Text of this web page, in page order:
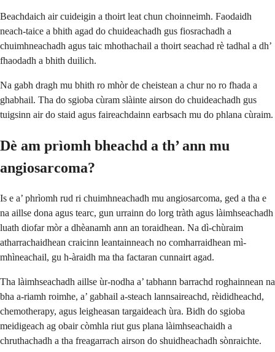
Beachdaich air cuideigin a thoirt leat chun choinneimh. Faodaidh
neach-taice a bhith agad do chuideachadh gus fiosrachadh a
chuimhneachadh agus taic mhothachail a thoirt seachad rè tadhal a dh’
fhaodadh a bhith duilich.
Na gabh dragh mu bhith ro mhòr de cheistean a chur no ro fhada a
ghabhail. Tha do sgioba cùram slàinte airson do chuideachadh gus
tuigsinn air do staid agus faireachdainn earbsach mu do phlana cùraim.
Dè am prìomh bheachd a th’ ann mu
angiosarcoma?
Is e a’ phrìomh rud ri chuimhneachadh mu angiosarcoma, ged a tha e
na aillse dona agus tearc, gun urrainn do lorg tràth agus làimhseachadh
luath diofar mòr a dhèanamh ann an toraidhean. Na dì-chùraim
atharrachaidhean craicinn leantainneach no comharraidhean mì-
mhìneachail, gu h-àraidh ma tha factaran cunnairt agad.
Tha làimhseachadh aillse ùr-nodha a’ tabhann barrachd roghainnean na
bha a-riamh roimhe, a’ gabhail a-steach lannsaireachd, rèididheachd,
chemotherapy, agus leigheasan targaideach ùra. Bidh do sgioba
meidigeach ag obair còmhla riut gus plana làimhseachaidh a
chruthachadh a tha freagarrach airson do shuidheachadh sònraichte.